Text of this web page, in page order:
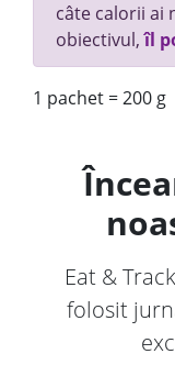
câte calorii ai
obiectivul,îl
1 pachet = 200 g
Eat &
folosit